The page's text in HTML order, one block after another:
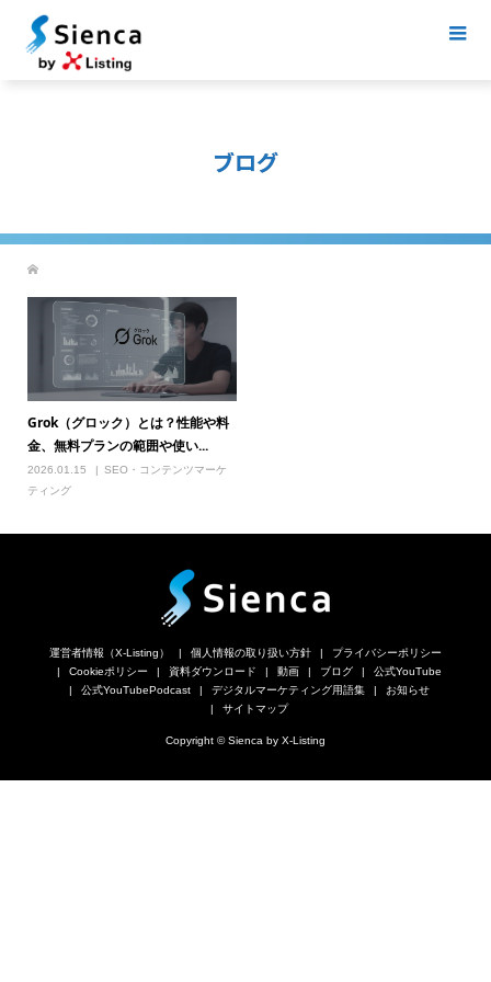
ブログ
Grok（グロック）とは？性能や料
金、無料プランの範囲や使い...
2026.01.15
SEO・コンテンツマーケ
ティング
運営者情報（X-Listing） 個人情報の取り扱い方針
プライバシーポリシー
Cookieポリシー
資料ダウンロード 動画 ブログ
公式YouTube
公式YouTubePodcast
デジタルマーケティング用語集
お知らせ
サイトマップ
Copyright © Sienca by X-Listing